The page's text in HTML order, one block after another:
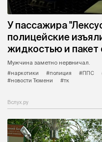
У пассажира
полицейские
жидкостью и
Мужчина заметно нервничал.
#наркотики
#полиция #ППС
#новости Тюмени
#тк
Вслух.ру